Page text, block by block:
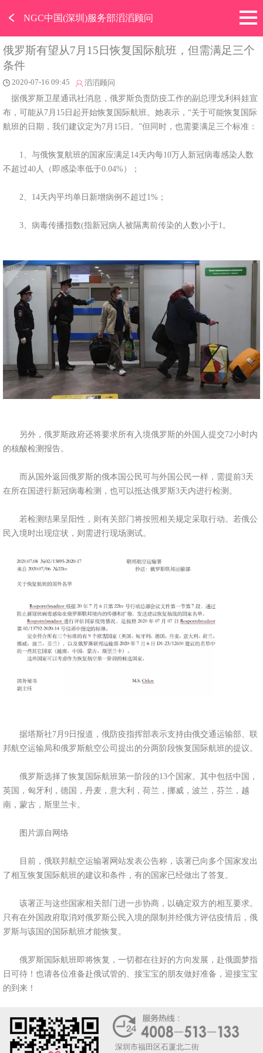
﹤ NGC中国(深圳)服务部滔滔顾问
俄罗斯有望从7月15日恢复国际航班，但需满足三个
条件
2020-07-16 09:45 滔滔顾问
据俄罗斯卫星通讯社消息，俄罗斯负责防疫工作的副总理戈利科娃宣
布，可能从7月15日起开始恢复国际航班。她表示，“关于可能恢复国际
航班的日期，我们建议定为7月15日。”但同时，也需要满足三个标准：
1、与俄恢复航班的国家应满足14天内每10万人新冠病毒感染人数
不超过40人（即感染率低于0.04%）；
2、14天内平均单日新增病例不超过1%；
3、病毒传播指数(指新冠病人被隔离前传染的人数)小于1。
另外，俄罗斯政府还将要求所有入境俄罗斯的外国人提交72小时内
的核酸检测报告。
而从国外返回俄罗斯的俄本国公民可与外国公民一样，需提前3天
在所在国进行新冠病毒检测，也可以抵达俄罗斯3天内进行检测。
若检测结果呈阳性，则有关部门将按照相关规定采取行动。若俄公
民入境时出现症状，则需进行现场测试。
据塔斯社7月9日报道，俄防疫指挥部表示支持由俄交通运输部、联
邦航空运输局和俄罗斯航空公司提出的分两阶段恢复国际航班的提议。
俄罗斯选择了恢复国际航班第一阶段的13个国家。其中包括中国，
英国，匈牙利，德国，丹麦，意大利，荷兰，挪威，波兰，芬兰，越
南，蒙古，斯里兰卡。
图片源自网络
目前，俄联邦航空运输署网站发表公告称，该署已向多个国家发出
了相互恢复国际航班的建议和条件，有的国家已经做出了答复。
该署正与这些国家相关部门进一步协商，以确定双方的相互要求。
只有在外国政府取消对俄罗斯公民入境的限制并经俄方评估疫情后，俄
罗斯与该国的国际航班才能恢复。
俄罗斯国际航班即将恢复，一切都在往好的方向发展，赴俄圆梦指
日可待！也请各位准备赴俄试管的、接宝宝的朋友做好准备，迎接宝宝
的到来！
深圳市福田区石厦北二街